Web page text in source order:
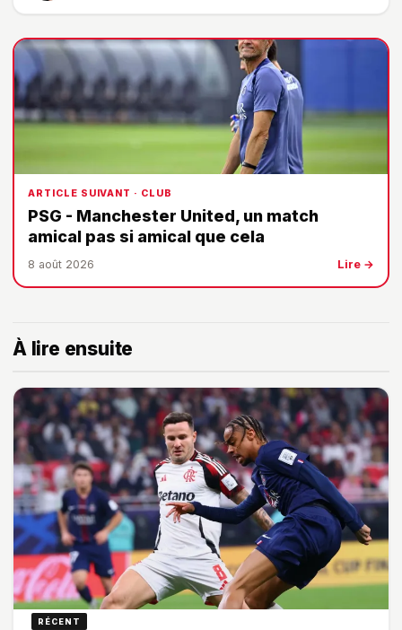
ARTICLE SUIVANT · CLUB
PSG - Manchester United, un match
amical pas si amical que cela
8 août 2026 Lire →
À lire ensuite
RÉCENT